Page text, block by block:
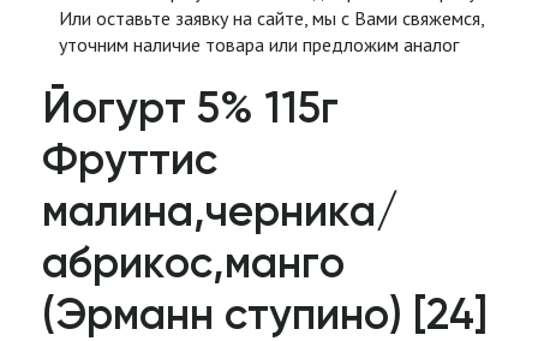
Йогурт 5% 115г
Фруттис
малина,черника/
абрикос,манго
(Эрманн ступино) [24]
Или оставьте заявку на сайте, мы с Вами свяжемся,
уточним наличие товара или предложим аналог